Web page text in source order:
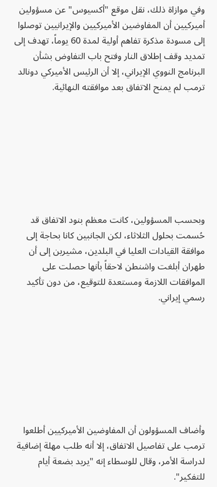
وفي موازاة ذلك، نقل موقع "أكسيوس" عن مسؤولين
أميركيين أن المفاوضين الأميركيين والإيرانيين توصلوا
إلى مسودة مذكرة تفاهم أولية لمدة 60 يوماً، تهدف إلى
تمديد وقف إطلاق النار وفتح باب التفاوض بشأن
البرنامج النووي الإيراني، إلا أن الرئيس الأميركي دونالد
ترمب لم يمنح الاتفاق بعد موافقته النهائية.
وبحسب المسؤولين، كانت معظم بنود الاتفاق قد
حُسمت بحلول الثلاثاء، لكن الجانبين كانا بحاجة إلى
موافقة القيادات العليا في البلدين، مشيرين إلى أن
طهران أبلغت واشنطن لاحقاً بأنها حصلت على
الموافقات اللازمة ومستعدة للتوقيع، من دون تأكيد
رسمي إيراني.
وأضاف المسؤولون أن المفاوضين الأميركيين أطلعوا
ترمب على تفاصيل الاتفاق، إلا أنه طلب مهلة إضافية
لدراسة الأمر، وقال للوسطاء إنه "يريد بضعة أيام
للتفكير".